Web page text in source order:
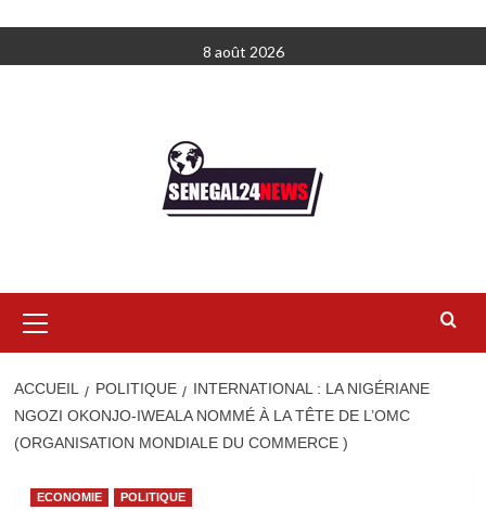
au
8 août 2026
principal
ACCUEIL POLITIQUE
INTERNATIONAL : LA NIGÉRIANE
NGOZI OKONJO-IWEALA NOMMÉ À LA TÊTE DE L’OMC
(ORGANISATION MONDIALE DU COMMERCE )
ECONOMIE POLITIQUE